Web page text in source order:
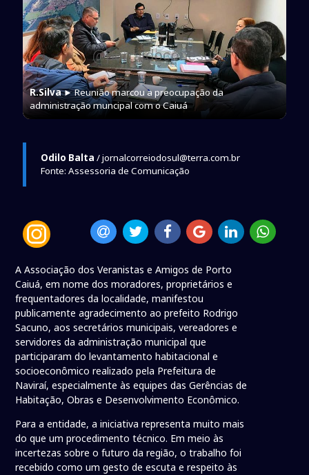
R.Silva► Reunião marcou a preocupação da
administração muncipal com o Caiuá
Odilo Balta / jornalcorreiodosul@terra.com.br
Fonte: Assessoria de Comunicação
A Associação dos Veranistas e Amigos de Porto
Caiuá, em nome dos moradores, proprietários e
frequentadores da localidade, manifestou
publicamente agradecimento ao prefeito Rodrigo
Sacuno, aos secretários municipais, vereadores e
servidores da administração municipal que
participaram do levantamento habitacional e
socioeconômico realizado pela Prefeitura de
Naviraí, especialmente às equipes das Gerências de
Habitação, Obras e Desenvolvimento Econômico.
Para a entidade, a iniciativa representa muito mais
do que um procedimento técnico. Em meio às
incertezas sobre o futuro da região, o trabalho foi
recebido como um gesto de escuta e respeito às